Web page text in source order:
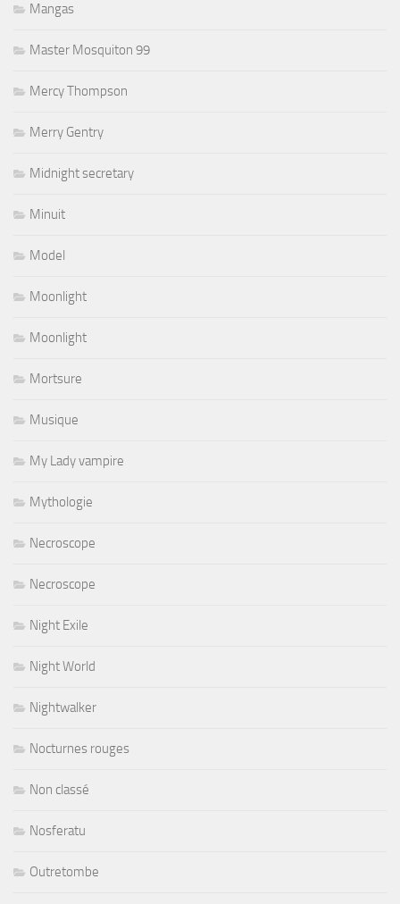
Mangas
Master Mosquiton 99
Mercy Thompson
Merry Gentry
Midnight secretary
Minuit
Model
Moonlight
Moonlight
Mortsure
Musique
My Lady vampire
Mythologie
Necroscope
Necroscope
Night Exile
Night World
Nightwalker
Nocturnes rouges
Non classé
Nosferatu
Outretombe